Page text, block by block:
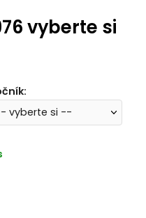
vyberte si
: